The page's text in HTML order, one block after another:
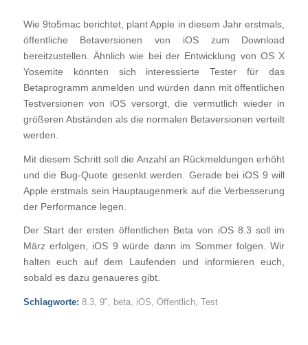
Wie 9to5mac berichtet, plant Apple in diesem Jahr erstmals,
öffentliche Betaversionen von iOS zum Download
bereitzustellen. Ähnlich wie bei der Entwicklung von OS X
Yosemite könnten sich interessierte Tester für das
Betaprogramm anmelden und würden dann mit öffentlichen
Testversionen von iOS versorgt, die vermutlich wieder in
größeren Abständen als die normalen Betaversionen verteilt
werden.
Mit diesem Schritt soll die Anzahl an Rückmeldungen erhöht
und die Bug-Quote gesenkt werden. Gerade bei iOS 9 will
Apple erstmals sein Hauptaugenmerk auf die Verbesserung
der Performance legen.
Der Start der ersten öffentlichen Beta von iOS 8.3 soll im
März erfolgen, iOS 9 würde dann im Sommer folgen. Wir
halten euch auf dem Laufenden und informieren euch,
sobald es dazu genaueres gibt.
Schlagworte: 8.3, 9", beta, iOS, Öffentlich, Test